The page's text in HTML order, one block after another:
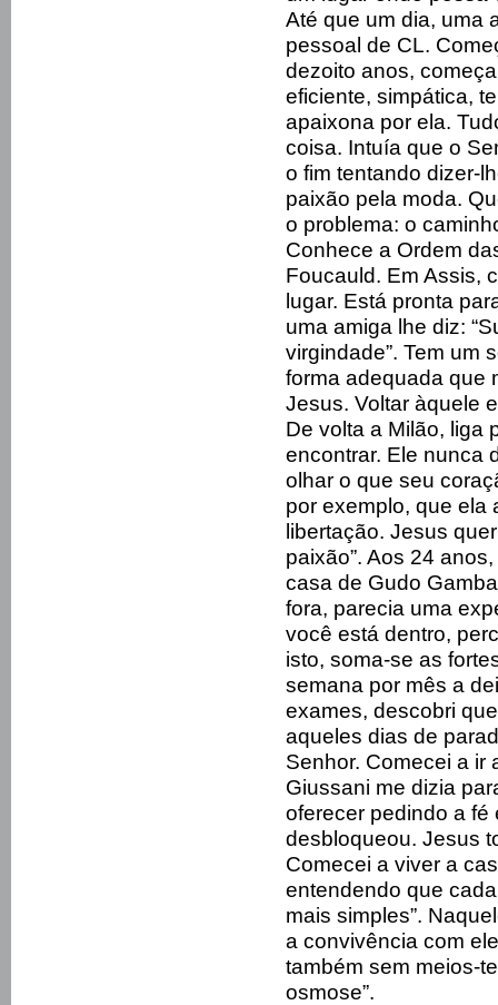
Até que um dia, uma
pessoal de CL.
dezoito anos,
eficiente, simpática,
apaixona por ela.
coisa. Intuía que o
o fim tentando dizer-
paixão pela moda.
o problema: o
Conhece a Ordem
Foucauld. Em Assis,
lugar. Está pronta
uma amiga lhe diz:
virgindade”. Tem um
forma adequada que
Jesus. Voltar àquele
De volta a Milão, liga
encontrar. Ele nunca
olhar o que seu
por exemplo, que ela
libertação. Jesus
paixão”. Aos 24
casa de Gudo
fora, parecia uma
você está dentro,
isto, soma-se as
semana por mês a
exames, descobri
aqueles dias de
Senhor. Comecei a ir
Giussani me dizia
oferecer pedindo a fé
desbloqueou. Jesus
Comecei a viver a
entendendo que
mais simples”.
a convivência com
também sem meios-
osmose”.